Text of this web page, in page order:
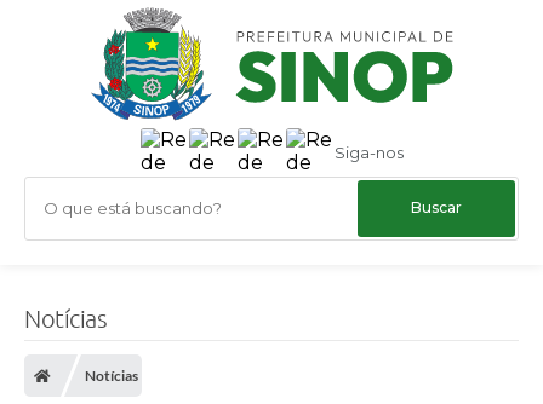
Siga-nos
O que está buscando?
Notícias
Notícias